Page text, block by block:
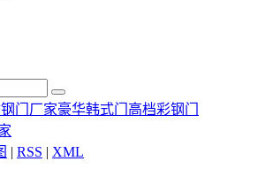
门厂家豪华韩式门 高档彩钢门
| RSS | XML